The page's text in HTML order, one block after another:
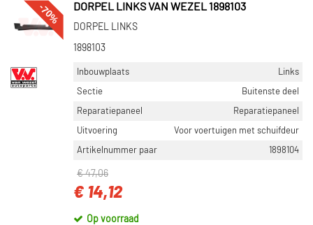
Diederichs (63)
Bodermann (2)
INBOUWPLAATS
Rechts voor (16)
Inbouw aan zijkant (8)
-70% DORPEL LINKS VAN WEZEL 1898103
DORPEL LINKS
1898103
Inbouwplaats
Links
Sectie
Buitenste deel
Reparatiepaneel
Reparatiepaneel
Uitvoering
Voor voertuigen met schuifdeur
Artikelnummer paar
1898104
€ 47,06
€ 14,12
Op voorraad